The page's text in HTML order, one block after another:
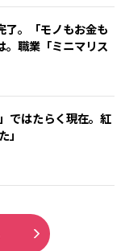
了。「モノもお金も
。職業「ミニマリス
ではたらく現在。紅
」